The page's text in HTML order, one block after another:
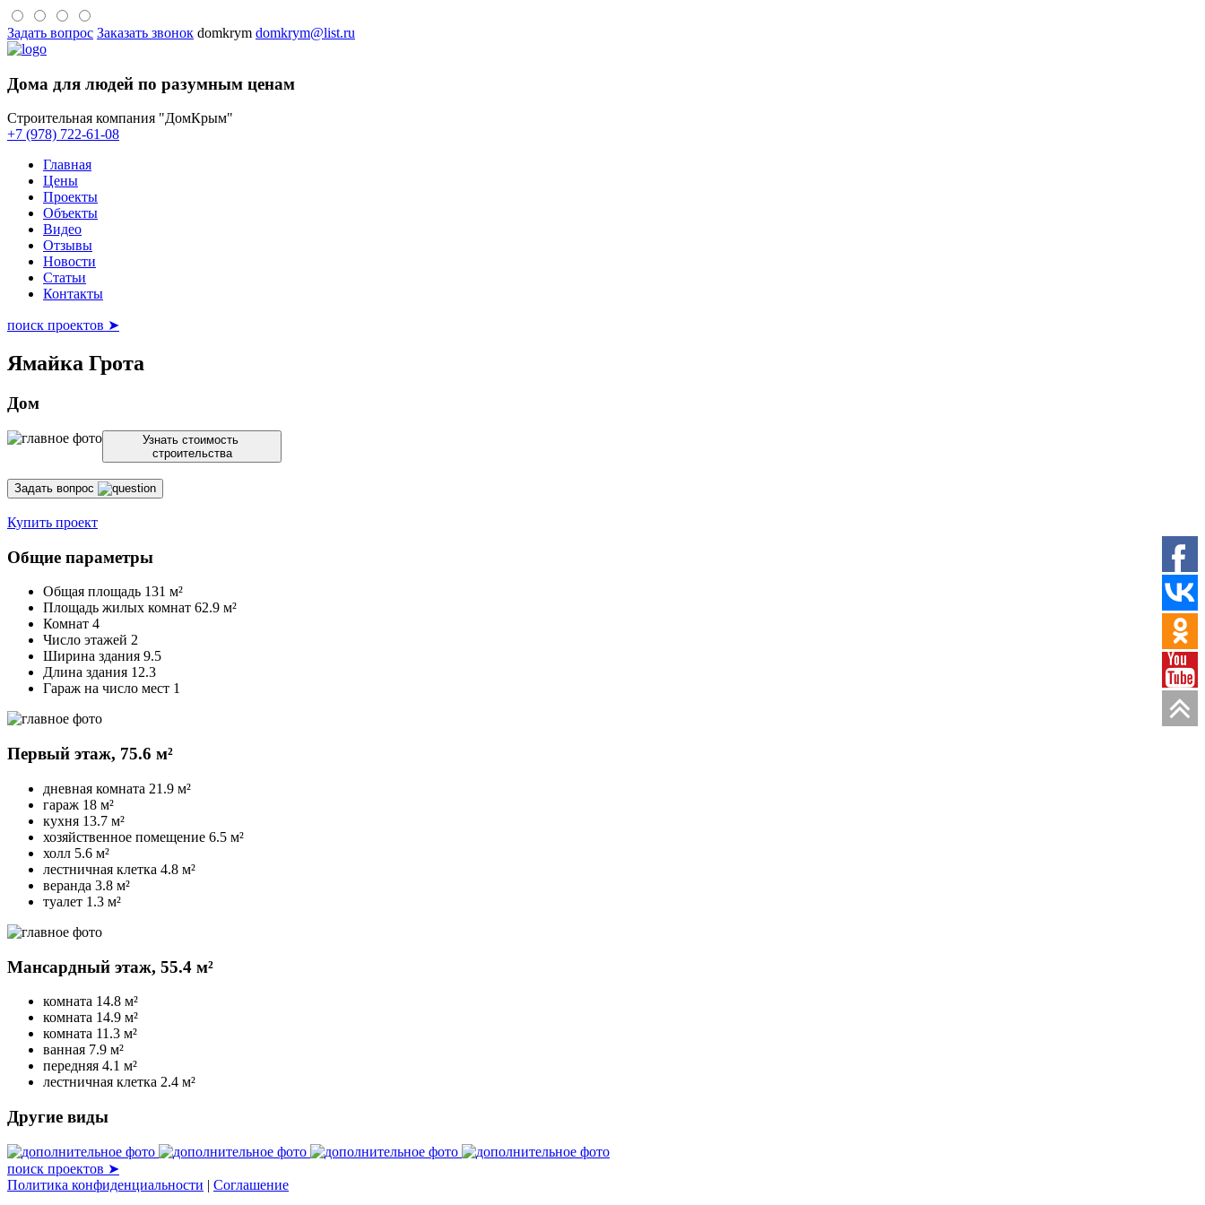
Задать вопрос Заказать звонок domkrym domkrym@list.ru
Дома для людей по разумным ценам
Строительная компания "ДомКрым"
+7 (978) 722-61-08
Главная
Цены
Проекты
Объекты
Видео
Отзывы
Новости
Статьи
Контакты
поиск проектов ➤
Ямайка Грота
Дом
Узнать стоимость
строительства
Задать вопрос
Купить проект
Общие параметры
Общая площадь 131 м²
Площадь жилых комнат 62.9 м²
Комнат 4
Число этажей 2
Ширина здания 9.5
Длина здания 12.3
Гараж на число мест 1
Первый этаж, 75.6 м²
дневная комната 21.9 м²
гараж 18 м²
кухня 13.7 м²
хозяйственное помещение 6.5 м²
холл 5.6 м²
лестничная клетка 4.8 м²
веранда 3.8 м²
туалет 1.3 м²
Мансардный этаж, 55.4 м²
комната 14.8 м²
комната 14.9 м²
комната 11.3 м²
ванная 7.9 м²
передняя 4.1 м²
лестничная клетка 2.4 м²
Другие виды
поиск проектов ➤
Политика конфиденциальности | Соглашение